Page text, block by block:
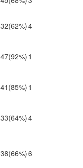
32(62%)4
47(92%) 1
41 (85%) 1
33(64%)4
38(66%)6